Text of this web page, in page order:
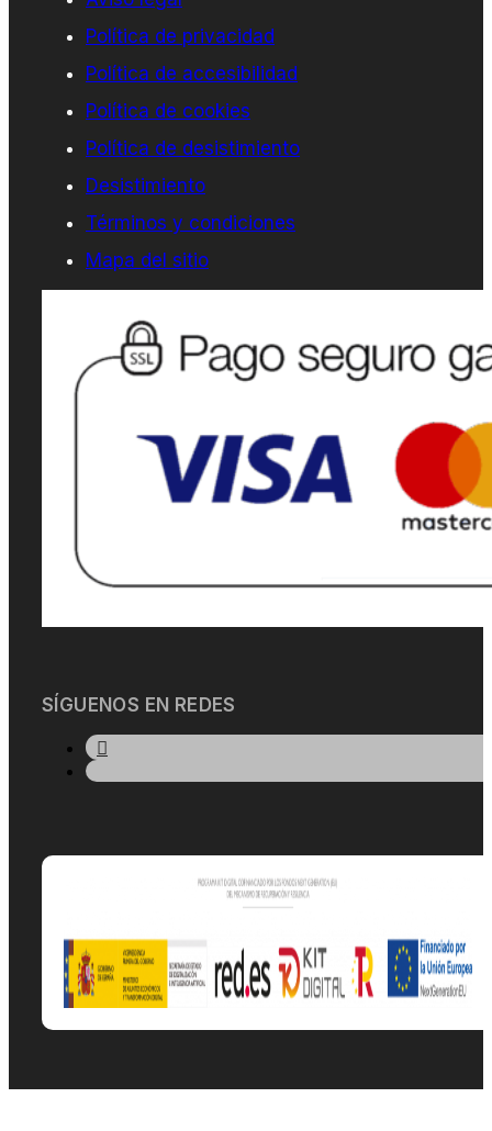
Política de privacidad
Política de accesibilidad
Política de cookies
Política de desistimiento
Desistimiento
Términos y condiciones
Mapa del sitio
SÍGUENOS EN REDES